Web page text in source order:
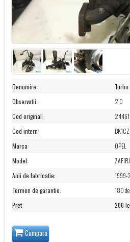
Denumire:
Turbo
Observatii:
2.0
Cod original:
Cod intern:
Marca:
OPEL
Model:
Anii de fabricatie:
Termen de garantie:
180
Pret: 200
Cumpara